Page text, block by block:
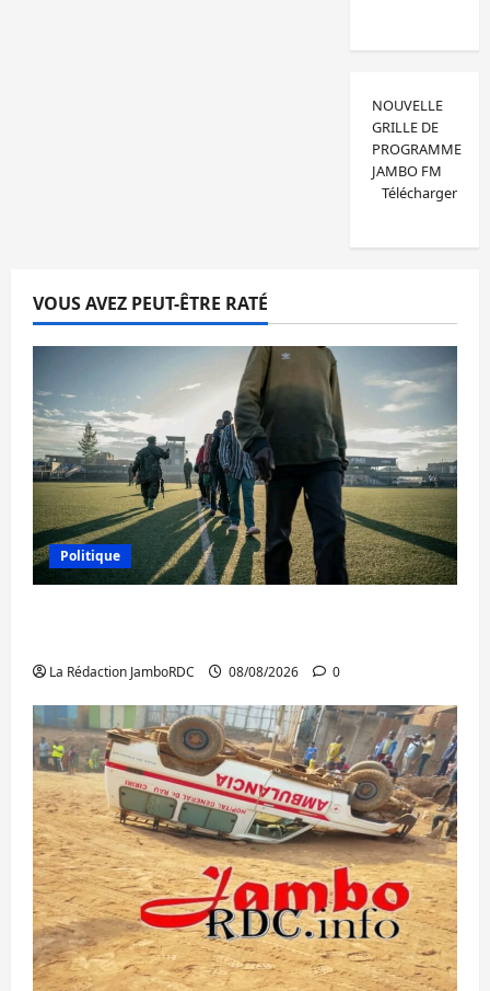
NOUVELLE
GRILLE DE
PROGRAMME
JAMBO FM
Télécharger
VOUS AVEZ PEUT-ÊTRE RATÉ
Politique
La Rédaction JamboRDC 08/08/2026 0